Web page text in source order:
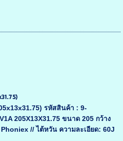
รหัสสินค้า : 9-
205X13X31.75 ขนาด 205 กว้าง
// ไต้หวัน ความละเอียด: 60J